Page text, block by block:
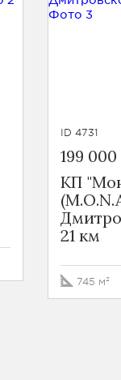
ID 4731
199
КП
21 км
745 м²